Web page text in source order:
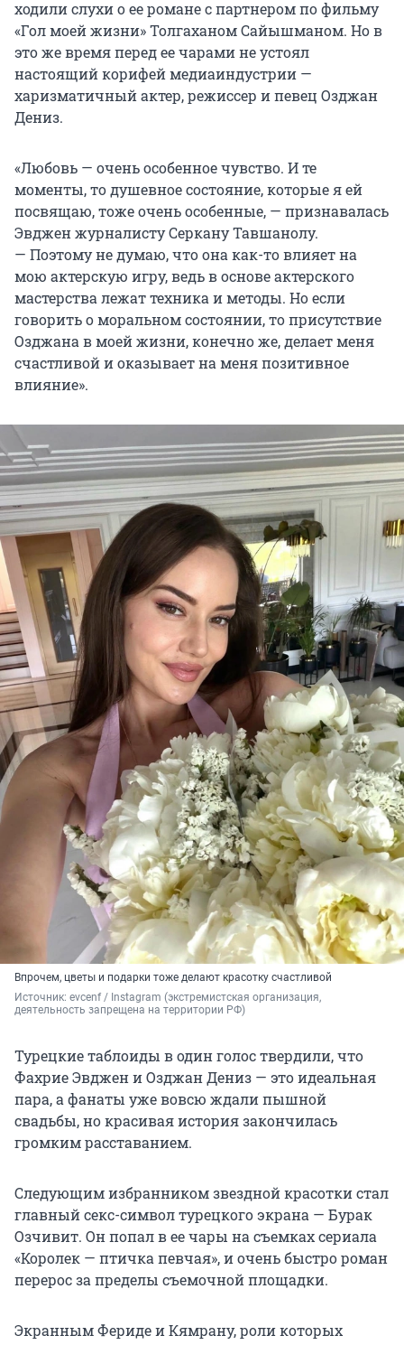
ходили слухи о ее романе с партнером по фильму
«Гол моей жизни» Толгаханом Сайышманом. Но в
это же время перед ее чарами не устоял
настоящий корифей медиаиндустрии —
харизматичный актер, режиссер и певец Озджан
Дениз.
«Любовь — очень особенное чувство. И те
моменты, то душевное состояние, которые я ей
посвящаю, тоже очень особенные, — признавалась
Эвджен журналисту Серкану Тавшанолу.
— Поэтому не думаю, что она как-то влияет на
мою актерскую игру, ведь в основе актерского
мастерства лежат техника и методы. Но если
говорить о моральном состоянии, то присутствие
Озджана в моей жизни, конечно же, делает меня
счастливой и оказывает на меня позитивное
влияние».
Впрочем, цветы и подарки тоже делают красотку счастливой
Источник: evcenf / Instagram (экстремистская организация,
деятельность запрещена на территории РФ)
Турецкие таблоиды в один голос твердили, что
Фахрие Эвджен и Озджан Дениз — это идеальная
пара, а фанаты уже вовсю ждали пышной
свадьбы, но красивая история закончилась
громким расставанием.
Следующим избранником звездной красотки стал
главный секс-символ турецкого экрана — Бурак
Озчивит. Он попал в ее чары на съемках сериала
«Королек — птичка певчая», и очень быстро роман
перерос за пределы съемочной площадки.
Экранным Фериде и Кямрану, роли которых